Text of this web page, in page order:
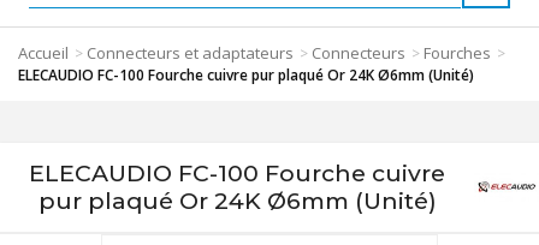
Accueil > Connecteurs et adaptateurs > Connecteurs > Fourches >
ELECAUDIO FC-100 Fourche cuivre pur plaqué Or 24K Ø6mm (Unité)
ELECAUDIO FC-100 Fourche cuivre
pur plaqué Or 24K Ø6mm (Unité)